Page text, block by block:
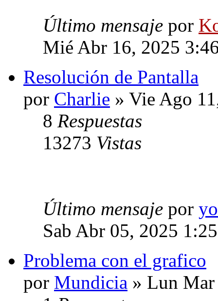
Último mensaje por
Mié Abr 16, 2025
Resolución de Pantalla
por Charlie » Vie Ago
8 Respuestas
13273 Vistas
Último mensaje por
Sab Abr 05, 2025
Problema con el grafico
por Mundicia » Lun